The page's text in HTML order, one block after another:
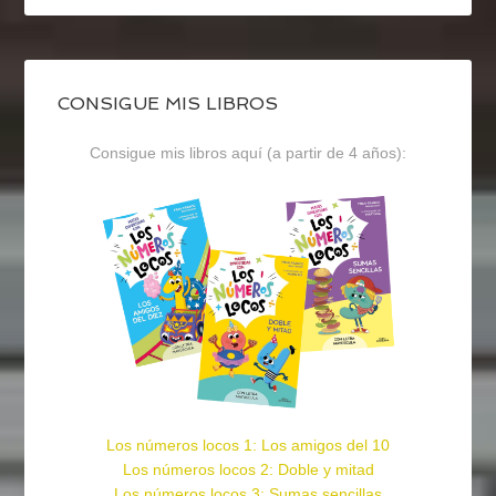
CONSIGUE MIS LIBROS
Consigue mis libros aquí (a partir de 4 años):
Los números locos 1: Los amigos del 10
Los números locos 2: Doble y mitad